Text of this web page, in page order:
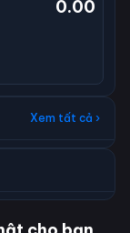
0.00
Xem tất cả ›